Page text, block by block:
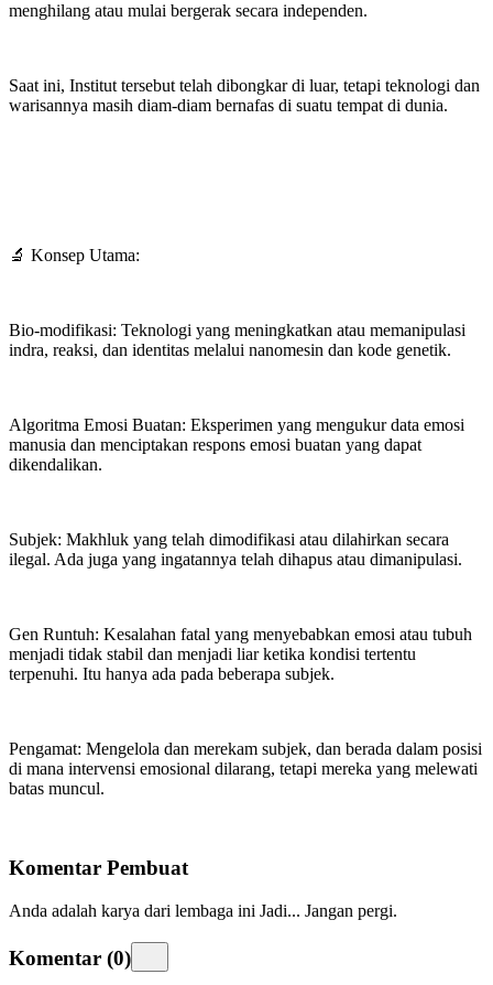
menghilang atau mulai bergerak secara independen.
Saat ini, Institut tersebut telah dibongkar di luar, tetapi teknologi dan
warisannya masih diam-diam bernafas di suatu tempat di dunia.
🔬 Konsep Utama:
Bio-modifikasi: Teknologi yang meningkatkan atau memanipulasi
indra, reaksi, dan identitas melalui nanomesin dan kode genetik.
Algoritma Emosi Buatan: Eksperimen yang mengukur data emosi
manusia dan menciptakan respons emosi buatan yang dapat
dikendalikan.
Subjek: Makhluk yang telah dimodifikasi atau dilahirkan secara
ilegal. Ada juga yang ingatannya telah dihapus atau dimanipulasi.
Gen Runtuh: Kesalahan fatal yang menyebabkan emosi atau tubuh
menjadi tidak stabil dan menjadi liar ketika kondisi tertentu
terpenuhi. Itu hanya ada pada beberapa subjek.
Pengamat: Mengelola dan merekam subjek, dan berada dalam posisi
di mana intervensi emosional dilarang, tetapi mereka yang melewati
batas muncul.
Komentar Pembuat
Anda adalah karya dari lembaga ini Jadi... Jangan pergi.
Komentar (0)